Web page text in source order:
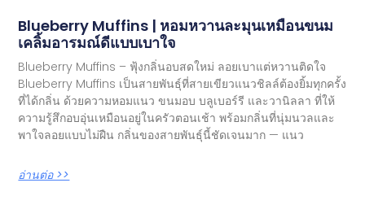
Blueberry Muffins | หอมหวานละมุนเหมือนขนม
เคลิ้มอารมณ์ดีแบบเบาใจ
Blueberry Muffins – ฟุ้งกลิ่นอบสดใหม่ ลอยเบาแต่หวานติดใจ
Blueberry Muffins เป็นสายพันธุ์ที่สายเขียวแนวชิลล์ต้องยิ้มทุกครั้ง
ที่ได้กลิ่น ด้วยความหอมแนว ขนมอบ บลูเบอร์รี และวานิลลา ที่ให้
ความรู้สึกอบอุ่นเหมือนอยู่ในครัวตอนเช้า พร้อมกลิ่นที่นุ่มนวลและ
พาใจลอยแบบไม่ฝืน กลิ่นของสายพันธุ์นี้ชัดเจนมาก — แนว
อ่านต่อ >>